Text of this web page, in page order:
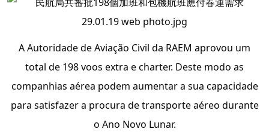
A Autoridade de Aviação Civil da RAEM aprovou um
total de 198 voos extra e charter. Deste modo as
companhias aérea podem aumentar a sua capacidade
para satisfazer a procura de transporte aéreo durante
o Ano Novo Lunar.